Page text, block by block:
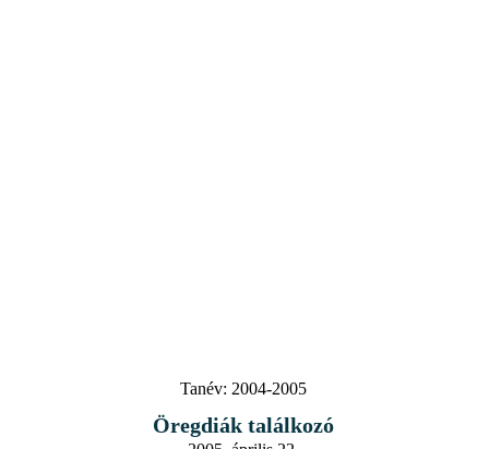
Tanév: 2004-2005
Öregdiák találkozó